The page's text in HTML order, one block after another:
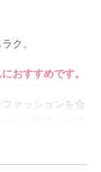
ク。
おすすめです。
ァッションを合